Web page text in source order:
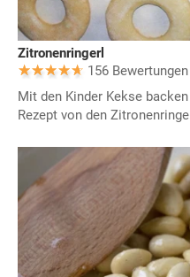
Zitronenringerl
156 Bewertungen
Mit den Kinder Kekse
Rezept von den